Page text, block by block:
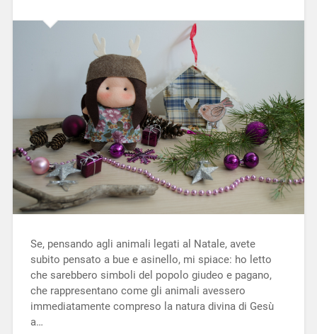
Se, pensando agli animali legati al Natale, avete
subito pensato a bue e asinello, mi spiace: ho letto
che sarebbero simboli del popolo giudeo e pagano,
che rappresentano come gli animali avessero
immediatamente compreso la natura divina di Gesù
a…